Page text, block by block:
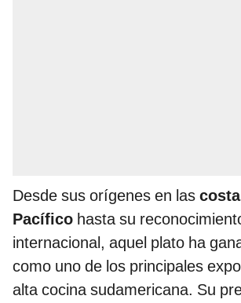
Desde sus orígenes en las
Pacífico hasta su
internacional, aquel plato ha
como uno de los principales
alta cocina sudamericana. Su